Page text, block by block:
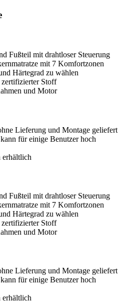
Fußteil mit drahtloser Steuerung
mit 7 Komfortzonen
Härtegrad zu wählen
zertifizierter Stoff
und Motor
Lieferung und Montage geliefert
für einige Benutzer hoch
Fußteil mit drahtloser Steuerung
mit 7 Komfortzonen
Härtegrad zu wählen
zertifizierter Stoff
und Motor
Lieferung und Montage geliefert
für einige Benutzer hoch